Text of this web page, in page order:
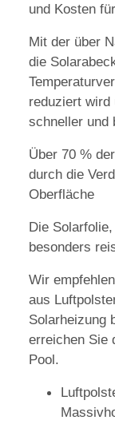
und Kosten
Mit der über
die
reduziert wird
schneller und
Über 70 %
durch die
Oberfläche
Die
besonders
Wir
aus
Solarheizung
erreichen Sie
Pool.